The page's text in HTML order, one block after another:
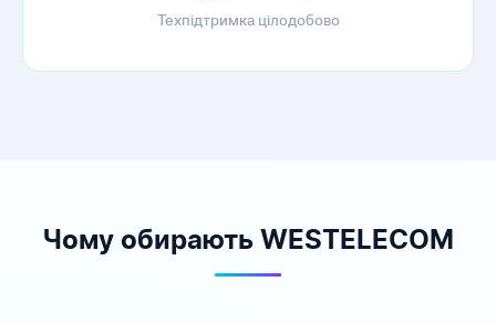
Техпідтримка цілодобово
Чому обирають WESTELECOM